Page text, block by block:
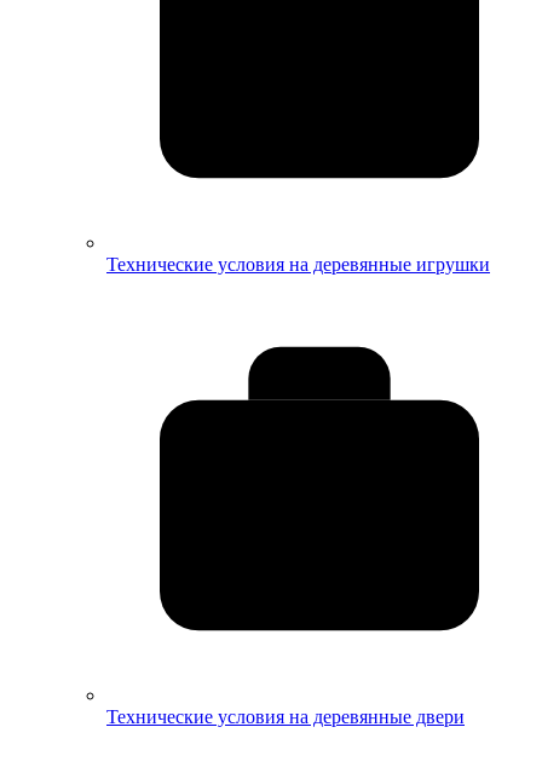
Технические условия на деревянные игрушки
Технические условия на деревянные двери